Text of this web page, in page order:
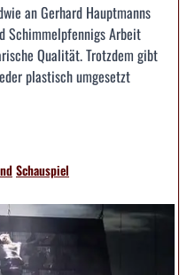
an Gerhard Hauptmanns
Schimmelpfennigs Arbeit
Qualität. Trotzdem gibt
plastisch umgesetzt
Schauspiel